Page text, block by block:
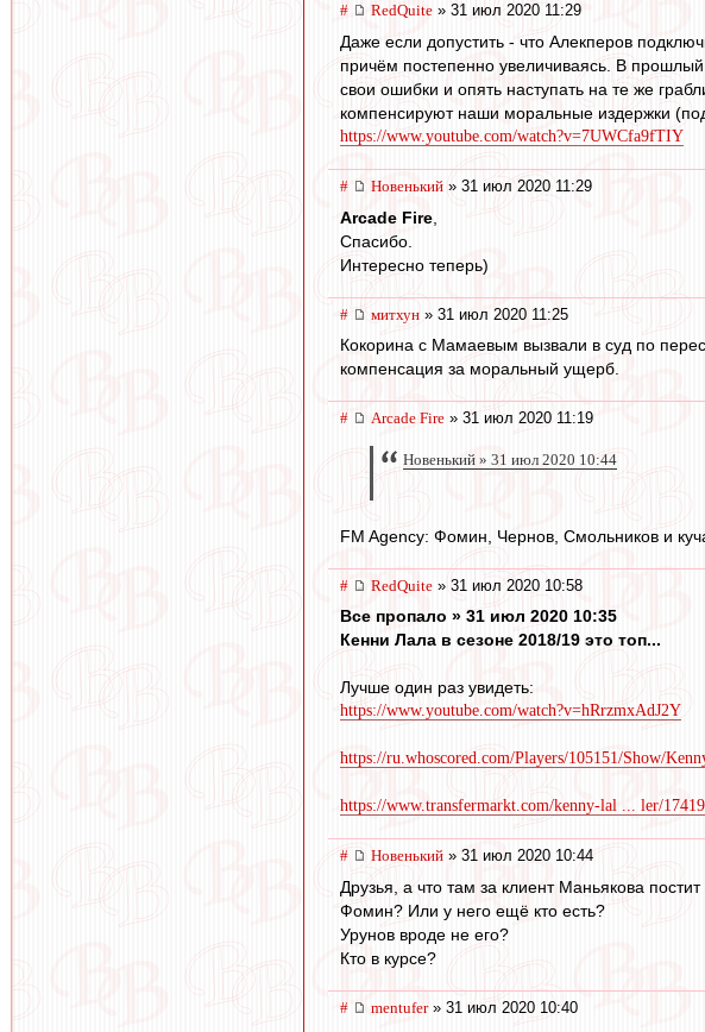
# RedQuite » 31 июл 2020 11:29
Даже если допустить - что Алекперов
причём постепенно увеличиваясь. В
свои ошибки и опять наступать на те же
компенсируют наши моральные издержки
https://www.youtube.com/watch?v=7UWCfa9fTIY
# Новенький » 31 июл 2020 11:29
Arcade Fire
Спасибо.
Интересно теперь)
# митхун » 31 июл 2020 11:25
Кокорина с Мамаевым вызвали в суд по
компенсация за моральный ущерб.
# Arcade Fire » 31 июл 2020 11:19
Новенький » 31 июл 2020 10:44
FM Agency: Фомин, Чернов, Смольников и
# RedQuite » 31 июл 2020 10:58
Все пропало » 31 июл 2020 10:35
Кенни Лала в сезоне 2018/19 это топ...
Лучше один раз увидеть:
https://www.youtube.com/watch?v=hRrzmxAdJ2Y
https://ru.whoscored.com/Players/105151/Show/
https://www.transfermarkt.com/kenny-lal ... ler/
# Новенький » 31 июл 2020 10:44
Друзья, а что там за клиент Маньякова
Фомин? Или у него ещё кто есть?
Урунов вроде не его?
Кто в курсе?
# mentufer» 31 июл 2020 10:40